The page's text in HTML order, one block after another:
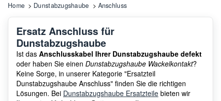
Home Dunstabzugshaube Anschluss
Ersatz Anschluss für
Dunstabzugshaube
Ist das Anschlusskabel Ihrer Dunstabzugshaube defekt
oder haben Sie einen Dunstabzugshaube Wackelkontakt?
Keine Sorge, in unserer Kategorie "Ersatzteil
Dunstabzugshaube Anschluss" finden Sie die richtigen
Lösungen. Bei Dunstabzugshaube Ersatzteile bieten wir